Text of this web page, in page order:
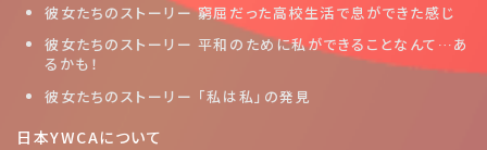
彼女たちのストーリー 窮屈だった高校生活で息ができた感じ
彼女たちのストーリー 平和のために私ができることなんて…あ
るかも！
彼女たちのストーリー 「私は私」の発見
日本YWCAについて